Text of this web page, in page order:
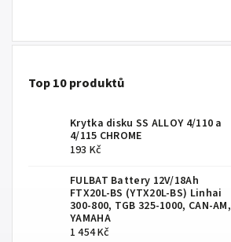
Top 10 produktů
Krytka disku SS ALLOY 4/110 a
4/115 CHROME
193 Kč
FULBAT Battery 12V/18Ah
FTX20L-BS (YTX20L-BS) Linhai
300-800, TGB 325-1000, CAN-AM,
YAMAHA
1 454 Kč